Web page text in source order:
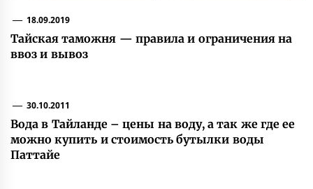
18.09.2019
Тайская таможня — правила и ограничения на
ввоз и вывоз
30.10.2011
Вода в Тайланде – цены на воду, а так же где ее
можно купить и стоимость бутылки воды
Паттайе